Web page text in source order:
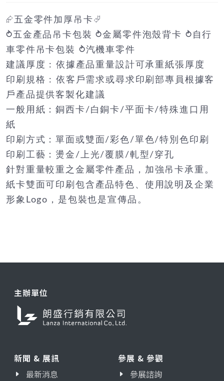
⮳五金零件加厚吊卡⮰
⥁五金產品吊卡包裝 ⥁金屬零件泡殼背卡 ⥁自行
車零件吊卡包裝 ⥁汽機車零件
建議厚度 : 依據產品重量設計可承重紙張厚度
印刷規格 : 依客戶需求或尋求印刷部專員根據客
戶產品提供客製化建議
一般用紙：銅西卡/白銅卡/平面卡/特殊進口用
紙
印刷方式：單面或雙面/彩色/單色/特別色印刷
印刷工藝：燙金/上光/覆膜/軋型/穿孔
針對重量較重之金屬零件產品，加強吊卡承重。
紙卡雙面可印刷包含產品特色、使用說明及企業
形象Logo，是包裝也是宣傳品。
主辦單位
新聞 & 展訊
最新消息
參展 & 參觀
參展諮詢